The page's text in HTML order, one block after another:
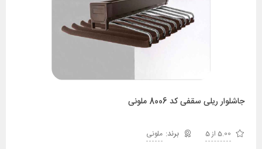
جاشلوار ریلی سقفی کد 8006 ملونی
5.00 از 5 ملونی